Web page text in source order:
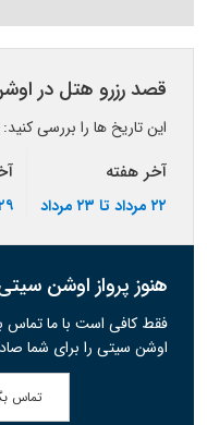
قصد رزرو هتل در
این تاریخ ها را بررسی کنید:
آخر هفته
۲۲ مرداد تا ۲۳ مرداد ۲۹ مرداد تا
هنوز پرواز اوشن
فقط کافی است با ما تماس
اوشن سیتی را برای شما
تماس